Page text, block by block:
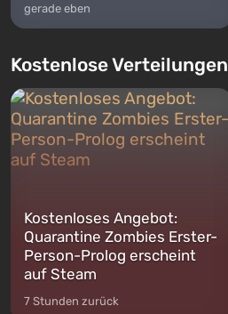
gerade eben
Kostenlose Verteilungen
Kostenloses Angebot:
Quarantine Zombies Erster-
Person-Prolog erscheint
auf Steam
7 Stunden zurück